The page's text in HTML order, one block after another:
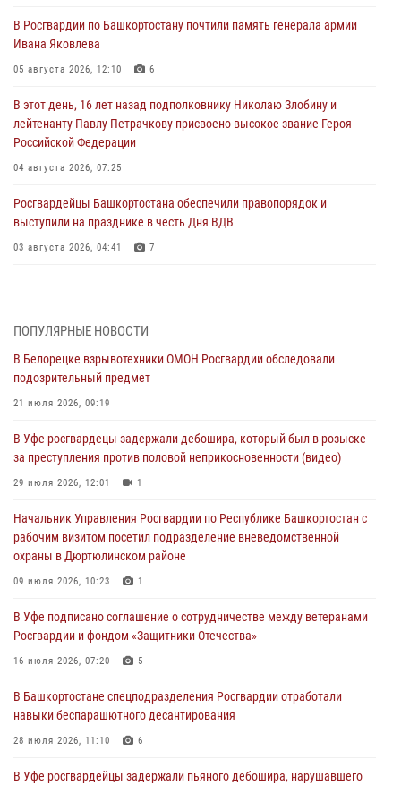
В Росгвардии по Башкортостану почтили память генерала армии
Ивана Яковлева
05 августа 2026, 12:10 6
В этот день, 16 лет назад подполковнику Николаю Злобину и
лейтенанту Павлу Петрачкову присвоено высокое звание Героя
Российской Федерации
04 августа 2026, 07:25
Росгвардейцы Башкортостана обеспечили правопорядок и
выступили на празднике в честь Дня ВДВ
03 августа 2026, 04:41 7
03 августа 2026, 04:30 8
В Башкирии росгвардейцы провели волейбольный турнир на
открытом воздухе
03 августа 2026, 04:29
В Уфе росгвардейцы по горячим следам задержали
подозреваемого в открытом хищении из аптеки (видео)
03 августа 2026, 04:15
Начальник отделения учёта и комплектования Росгвардии
Башкортостана ответил на вопросы граждан
30 июля 2026, 12:54
за преступления против половой неприкосновенности (видео)
29 июля 2026, 12:01
ПОПУЛЯРНЫЕ НОВОСТИ
В Белорецке взрывотехники ОМОН Росгвардии обследовали
подозрительный предмет
21 июля 2026, 09:19
В Уфе росгвардецы задержали дебошира, который был в розыске
за преступления против половой неприкосновенности (видео)
29 июля 2026, 12:01 1
Начальник Управления Росгвардии по Республике Башкортостан с
рабочим визитом посетил подразделение вневедомственной
охраны в Дюртюлинском районе
09 июля 2026, 10:23 1
В Уфе подписано соглашение о сотрудничестве между ветеранами
Росгвардии и фондом «Защитники Отечества»
16 июля 2026, 07:20 5
В Башкортостане спецподразделения Росгвардии отработали
навыки беспарашютного десантирования
28 июля 2026, 11:10 6
В Уфе росгвардейцы задержали пьяного дебошира, нарушавшего